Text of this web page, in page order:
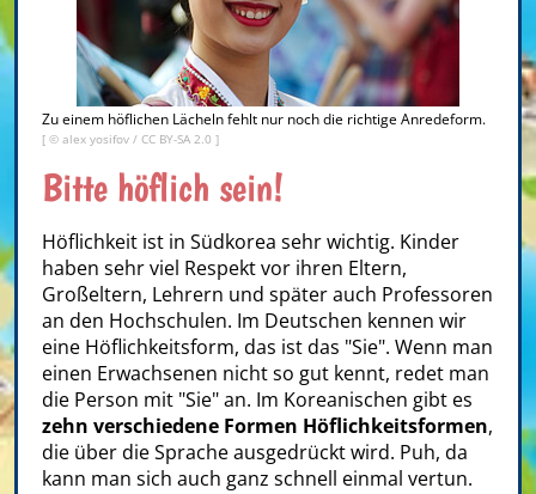
Zu einem höflichen Lächeln fehlt nur noch die richtige Anredeform.
[ © alex yosifov / CC BY-SA 2.0 ]
Bitte höflich sein!
Höflichkeit ist in Südkorea sehr wichtig. Kinder
haben sehr viel Respekt vor ihren Eltern,
Großeltern, Lehrern und später auch Professoren
an den Hochschulen. Im Deutschen kennen wir
eine Höflichkeitsform, das ist das "Sie". Wenn man
einen Erwachsenen nicht so gut kennt, redet man
die Person mit "Sie" an. Im Koreanischen gibt es
zehn verschiedene Formen Höflichkeitsformen,
die über die Sprache ausgedrückt wird. Puh, da
kann man sich auch ganz schnell einmal vertun.